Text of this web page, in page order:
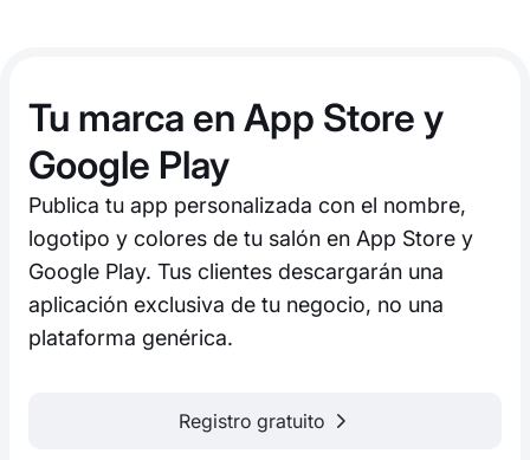
Tu marca en App Store y
Google Play
Publica tu app personalizada con el nombre,
logotipo y colores de tu salón en App Store y
Google Play. Tus clientes descargarán una
aplicación exclusiva de tu negocio, no una
plataforma genérica.
Registro gratuito